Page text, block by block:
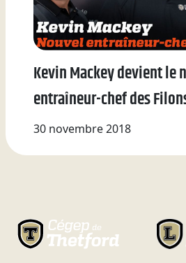
Kevin Mackey devient le
entraîneur-chef des
30 novembre 2018